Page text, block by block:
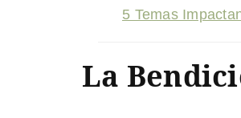
5 Temas
La